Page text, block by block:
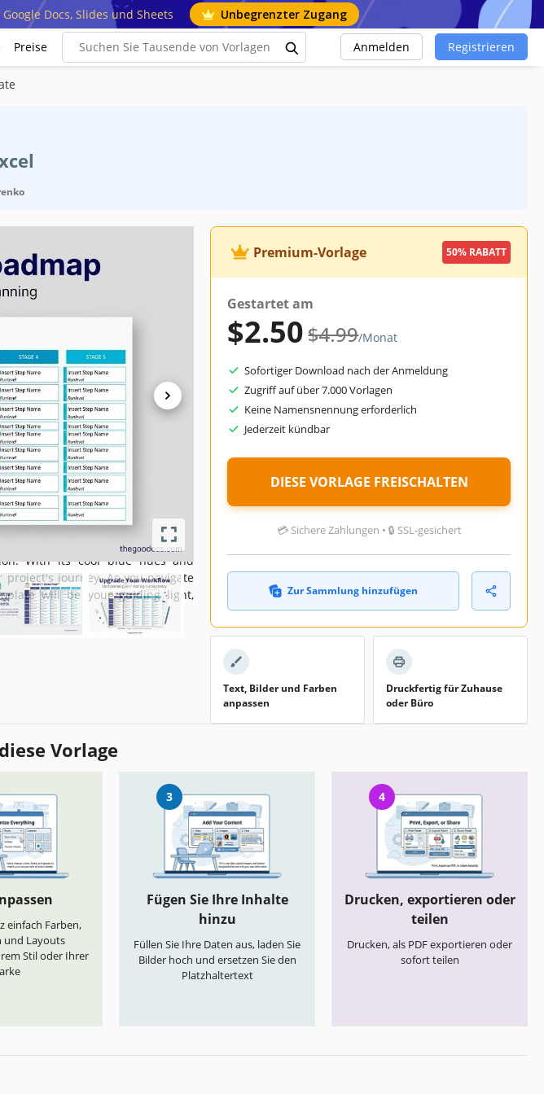
Docs, Slides und Sheets Unbegrenzter Zugang
Preise Anmelden Registrieren
Google Sheets
October 14, 2023
May 9, 2026
hinzugefügt von 19 Nutzer
0 Downloads in diesem Monat
Crafted for visionary leaders,
With its cool blue hues and
journey. As you navigate
will be your guiding light,
Premium-Vorlage 50% RABATT
Gestartet am
$2.50$4.99/Monat
Sofortiger Download nach der Anmeldung
Zugriff auf über 7.000 Vorlagen
Keine Namensnennung erforderlich
Jederzeit kündbar
DIESE VORLAGE FREISCHALTEN
💳 Sichere Zahlungen • 🔒 SSL-gesichert
Zur Sammlung hinzufügen
Text, Bilder und Farben
anpassen
Druckfertig für Zuhause
oder Büro
Vorlage
einfach Farben,
und Layouts
Stil oder Ihrer
3
Fügen Sie Ihre Inhalte
hinzu
Füllen Sie Ihre Daten aus, laden Sie
Bilder hoch und ersetzen Sie den
Platzhaltertext
4
Drucken, exportieren oder
teilen
Drucken, als PDF exportieren oder
sofort teilen